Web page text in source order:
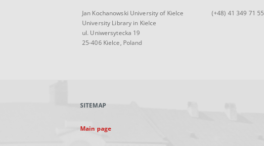
Jan Kochanowski University of Kielce
University Library in Kielce
ul. Uniwersytecka 19
25-406 Kielce, Poland
(+48) 41 349 71 55
SITEMAP
Main page